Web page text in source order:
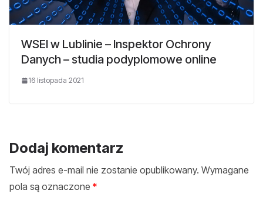
WSEI w Lublinie – Inspektor Ochrony
Danych – studia podyplomowe online
16 listopada 2021
Dodaj komentarz
Twój adres e-mail nie zostanie opublikowany. Wymagane
pola są oznaczone *